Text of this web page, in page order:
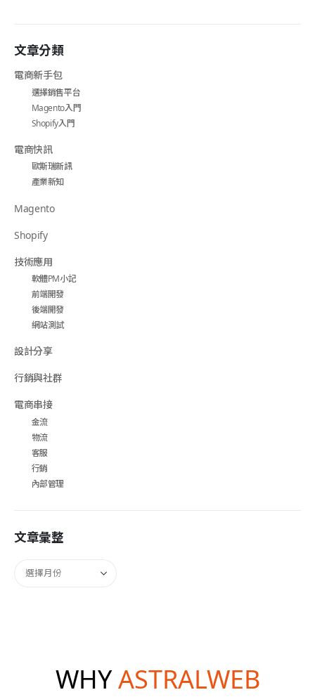
文章分類
電商新手包
選擇銷售平台
Magento入門
Shopify入門
電商快訊
歐斯瑞新訊
產業新知
Magento
Shopify
技術應用
軟體PM小記
前端開發
後端開發
網站測試
設計分享
行銷與社群
電商串接
金流
物流
客服
行銷
內部管理
文章彙整
WHYASTRALWEB